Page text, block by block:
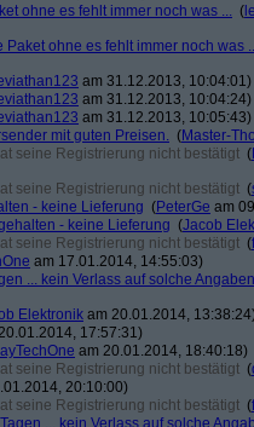
ohne es fehlt immer noch was ... (
ohne es fehlt immer noch was
am 31.12.2013, 10:04:01)
am 31.12.2013, 10:04:24)
am 31.12.2013, 10:05:43)
mit guten Preisen. (Master-
seine Registrierung nicht bestätigt (
seine Registrierung nicht bestätigt (
- keine Lieferung (PeterGe am
- keine Lieferung (Jacob
seine Registrierung nicht bestätigt (
am 17.01.2014, 14:55:03)
... kein Verlass auf solche
Elektronik am 20.01.2014,
17:57:31)
am 20.01.2014, 18:40:18)
seine Registrierung nicht bestätigt (
20:10:00)
seine Registrierung nicht bestätigt (
... kein Verlass auf solche